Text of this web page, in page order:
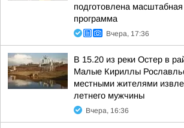
подготовлена
программа
Вчера, 17:36
В 15.20 из реки Остер в
Малые Кириллы
местными жителями
летнего мужчины
Вчера, 16:36